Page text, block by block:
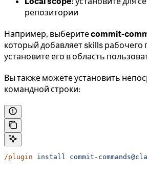
репозитории
Например, выберитеcommit-
который добавляет skills рабочего
установите его в область
Вы также можете установить
командной строки:
/plugin install commit-